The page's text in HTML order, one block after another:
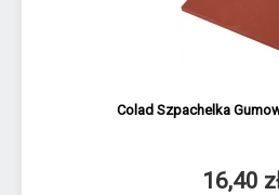
Colad Szpachelka
16,40